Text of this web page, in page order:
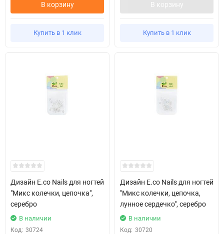
В корзину
Купить в 1 клик
В корзину
Купить в 1 клик
Дизайн E.co Nails для ногтей
"Микс колечки, цепочка",
серебро
В наличии
Код: 30724
Дизайн E.co Nails для ногтей
"Микс колечки, цепочка,
лунное сердечко", серебро
В наличии
Код: 30720